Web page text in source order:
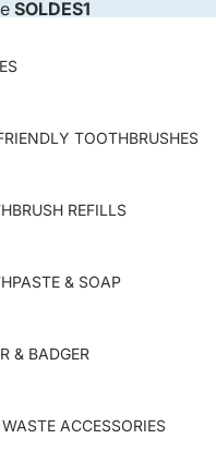
SOLDES1
TOOTHBRUSHES
REFILLS
& SOAP
& BADGER
ACCESSORIES